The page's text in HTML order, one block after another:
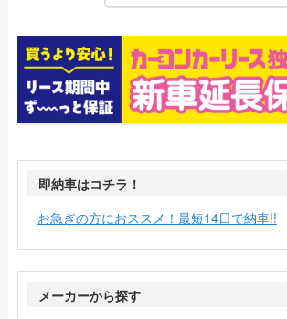
即納車はコチラ！
お急ぎの方におススメ！最短14日で納車!!
メーカーから探す